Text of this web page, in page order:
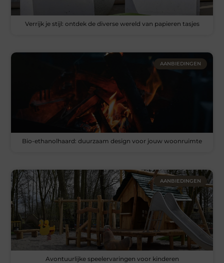
Verrijk je stijl: ontdek de diverse wereld van papieren tasjes
AANBIEDINGEN
Bio-ethanolhaard: duurzaam design voor jouw woonruimte
AANBIEDINGEN
Avontuurlijke speelervaringen voor kinderen